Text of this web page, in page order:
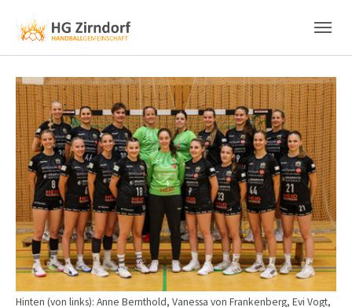
Show larger version
Hinten (von links): Anne Bernthold, Vanessa von Frankenberg, Evi Vogt,